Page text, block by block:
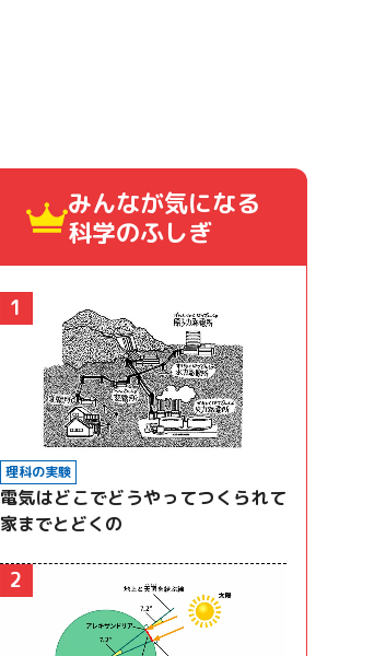
みんなが気になる
科学のふしぎ
1
理科の実験
電気はどこでどうやってつくられて
家までとどくの
2